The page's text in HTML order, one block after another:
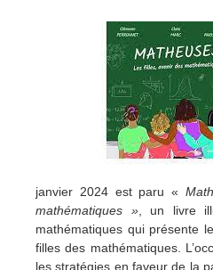
janvier 2024 est paru «
mathématiques », un livre
mathématiques qui présente
filles des mathématiques.
les stratégies en faveur de la